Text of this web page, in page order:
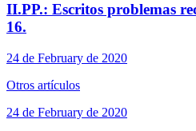
II.PP.: Escritos problemas
16.
24 de February de 2020
Otros artículos
24 de February de 2020